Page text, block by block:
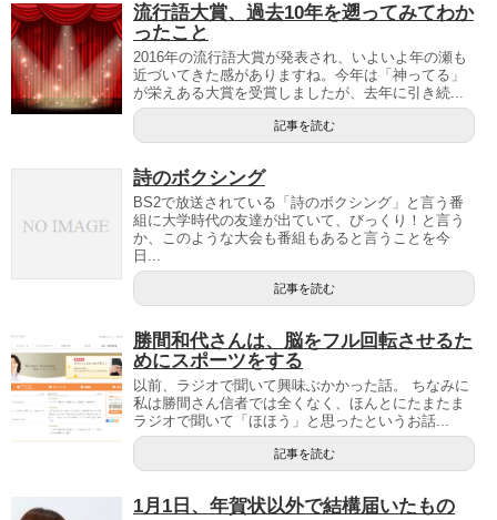
流行語大賞、過去10年を遡ってみてわか
ったこと
2016年の流行語大賞が発表され、いよいよ年の瀬も
近づいてきた感がありますね。今年は「神ってる」
が栄えある大賞を受賞しましたが、去年に引き続...
記事を読む
詩のボクシング
BS2で放送されている「詩のボクシング」と言う番
組に大学時代の友達が出ていて、びっくり！と言う
か、このような大会も番組もあると言うことを今
日...
記事を読む
勝間和代さんは、脳をフル回転させるた
めにスポーツをする
以前、ラジオで聞いて興味ぶかかった話。 ちなみに
私は勝間さん信者では全くなく、ほんとにたまたま
ラジオで聞いて「ほほう」と思ったというお話...
記事を読む
1月1日、年賀状以外で結構届いたもの